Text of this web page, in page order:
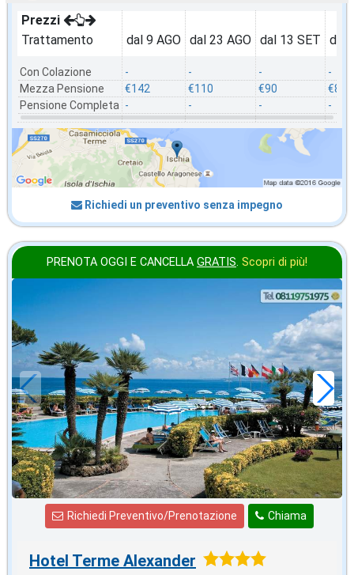
Prezzi
Trattamento
Con Colazione
Mezza Pensione
Pensione Completa
dal 9 AGO
-
€142
-
dal 23 AGO
-
€110
-
dal 13 SET
-
€90
-
dal
-
€85
-
Richiedi un preventivo senza impegno
PRENOTA OGGI E CANCELLA GRATIS. Scopri di più!
2026 FERRAGOSTO
in offerta da
€117,00
a notte
Chiama
Richiedi Preventivo/Prenotazione
Hotel Terme Alexander